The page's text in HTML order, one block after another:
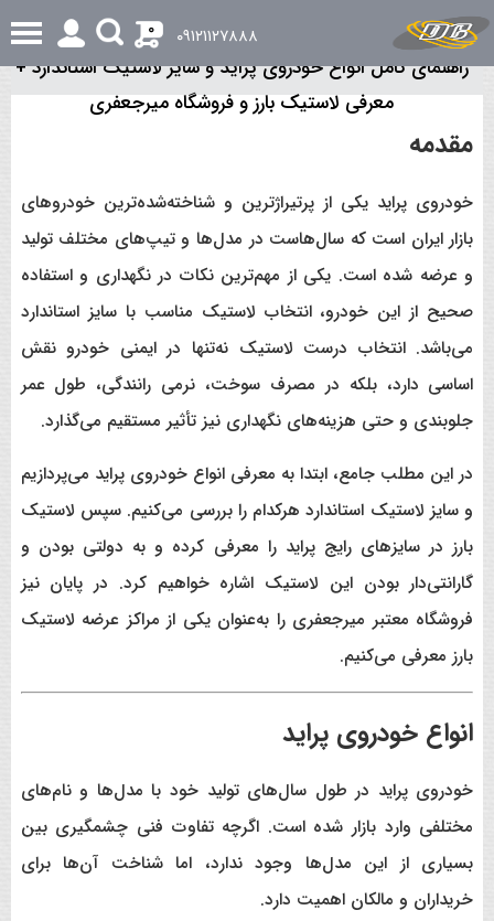
٠٩١٢١١٢٧٨٨٨ 0
راهنمای کامل انواع خودروی پراید و سایز لاستیک استاندارد +
معرفی لاستیک بارز و فروشگاه میرجعفری
مقدمه
خودروی پراید یکی از پرتیراژترین و شناخته‌شده‌ترین خودروهای
بازار ایران است که سال‌هاست در مدل‌ها و تیپ‌های مختلف تولید
و عرضه شده است. یکی از مهم‌ترین نکات در نگهداری و استفاده
صحیح از این خودرو، انتخاب لاستیک مناسب با سایز استاندارد
می‌باشد. انتخاب درست لاستیک نه‌تنها در ایمنی خودرو نقش
اساسی دارد، بلکه در مصرف سوخت، نرمی رانندگی، طول عمر
جلوبندی و حتی هزینه‌های نگهداری نیز تأثیر مستقیم می‌گذارد.
در این مطلب جامع، ابتدا به معرفی انواع خودروی پراید می‌پردازیم
و سایز لاستیک استاندارد هرکدام را بررسی می‌کنیم. سپس لاستیک
بارز در سایزهای رایج پراید را معرفی کرده و به دولتی بودن و
گارانتی‌دار بودن این لاستیک اشاره خواهیم کرد. در پایان نیز
فروشگاه معتبر میرجعفری را به‌عنوان یکی از مراکز عرضه لاستیک
بارز معرفی می‌کنیم.
انواع خودروی پراید
خودروی پراید در طول سال‌های تولید خود با مدل‌ها و نام‌های
مختلفی وارد بازار شده است. اگرچه تفاوت فنی چشمگیری بین
بسیاری از این مدل‌ها وجود ندارد، اما شناخت آن‌ها برای
خریداران و مالکان اهمیت دارد.